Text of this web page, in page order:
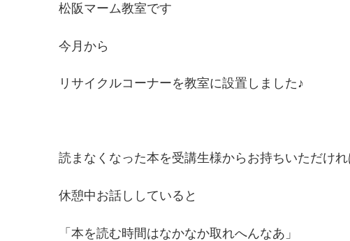
松阪マーム教室です
今月から
リサイクルコーナーを教室に設置しました♪
読まなくなった本を受講生様からお持ちいただけ
休憩中お話ししていると
「本を読む時間はなかなか取れへんなあ」